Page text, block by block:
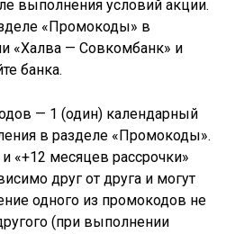
выполнения условий акции.
«Промокоды» в
«Халва — Совкомбанк» и
банка.
— 1 (один) календарный
в разделе «Промокоды».
«+12 месяцев рассрочки»
друг от друга и могут
одного из промокодов не
(при выполнении